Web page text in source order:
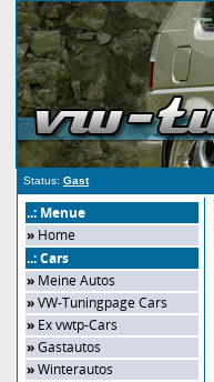
Status: Gast
..: Menue
» Home
..: Cars
» Meine Autos
»VW-Tuningpage Cars
» Ex vwtp-Cars
»Gastautos
»Winterautos